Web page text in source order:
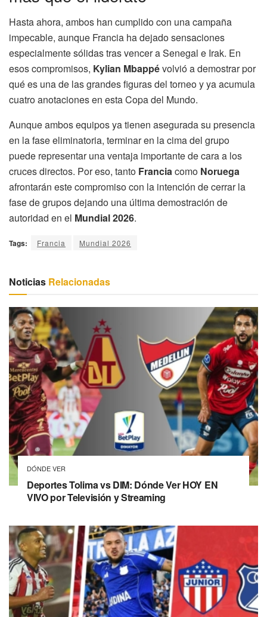
Hasta ahora, ambos han cumplido con una campaña
impecable, aunque Francia ha dejado sensaciones
especialmente sólidas tras vencer a Senegal e Irak. En
esos compromisos, Kylian Mbappévolvió a demostrar por
qué es una de las grandes figuras del torneo y ya acumula
cuatro anotaciones en esta Copa del Mundo.
Aunque ambos equipos ya tienen asegurada su presencia
en la fase eliminatoria, terminar en la cima del grupo
puede representar una ventaja importante de cara a los
cruces directos. Por eso, tanto Franciacomo Noruega
afrontarán este compromiso con la intención de cerrar la
fase de grupos dejando una última demostración de
autoridad en el Mundial 2026.
Tags: Francia Mundial 2026
Noticias Relacionadas
DÓNDE VER
Deportes Tolima vs DIM: Dónde Ver HOY EN
VIVO por Televisión y Streaming